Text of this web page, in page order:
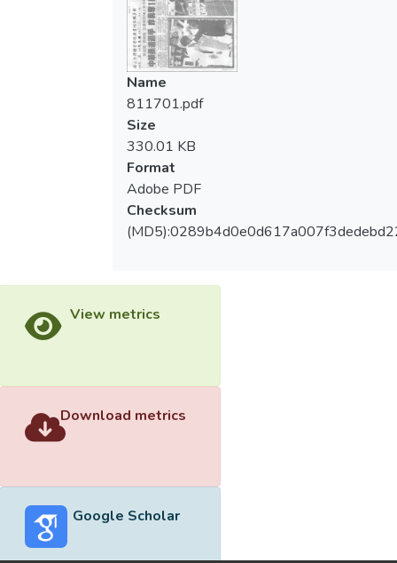
Name
811701.pdf
Size
330.01 KB
Format
Adobe PDF
Checksum
View metrics
Download metrics
Google Scholar